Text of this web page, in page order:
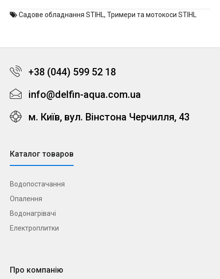
Садове обладнання STIHL, Тримери та мотокоси STIHL
+38 (044) 599 52 18
info@delfin-aqua.com.ua
м. Київ, вул. Вінстона Черчилля, 43
Каталог товаров
Водопостачання
Опалення
Водонагрівачі
Електроплитки
Про компанію